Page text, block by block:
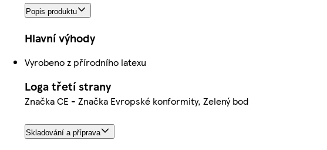
Popis produktu
Hlavní výhody
Vyrobeno z přírodního latexu
Loga třetí strany
Značka CE - Značka Evropské konformity, Zelený bod
Skladování a příprava